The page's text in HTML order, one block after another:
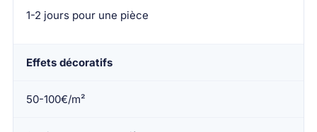
1-2 jours pour une pièce
Effets décoratifs
50-100€/m²